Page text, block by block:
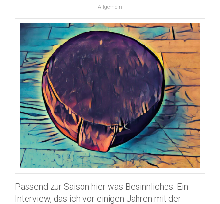
Allgemein
Passend zur Saison hier was Besinnliches. Ein
Interview, das ich vor einigen Jahren mit der